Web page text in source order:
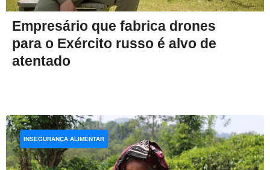
Empresário que fabrica drones
para o Exército russo é alvo de
atentado
INSEGURANÇA ALIMENTAR